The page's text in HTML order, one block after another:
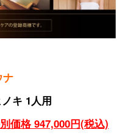
ナ
キ 1人用
価格 947,000円(税込)